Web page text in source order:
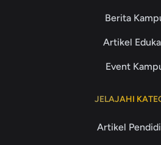
Berita
Artikel
Event
JELAJAHI
Artikel